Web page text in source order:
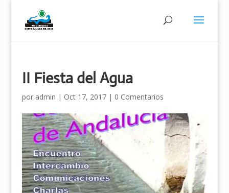
II Fiesta del Agua
por admin | Oct 17, 2017| 0 Comentarios